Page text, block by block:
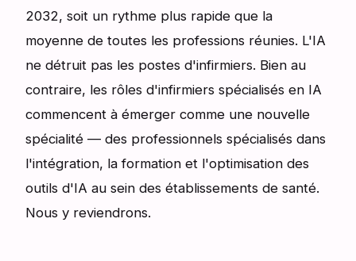
2032, soit un rythme plus rapide que la
moyenne de toutes les professions réunies. L'IA
ne détruit pas les postes d'infirmiers. Bien au
contraire, les rôles d'infirmiers spécialisés en IA
commencent à émerger comme une nouvelle
spécialité — des professionnels spécialisés dans
l'intégration, la formation et l'optimisation des
outils d'IA au sein des établissements de santé.
Nous y reviendrons.